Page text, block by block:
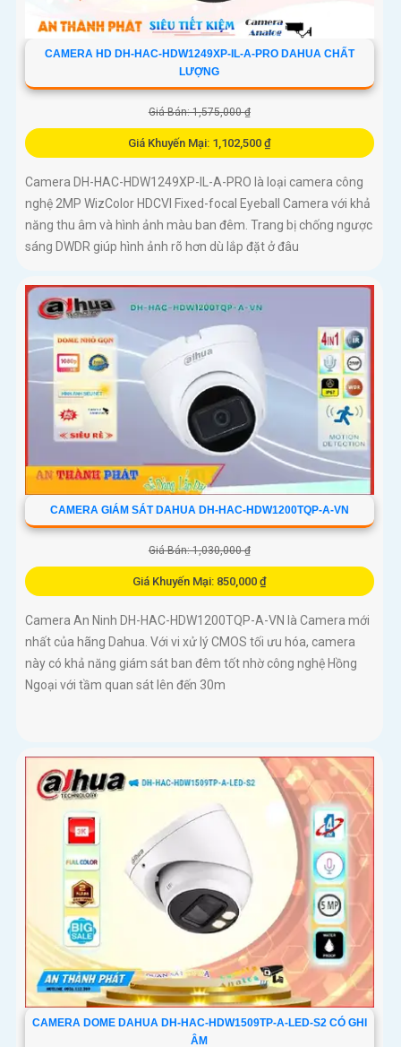
CAMERA HD DH-HAC-HDW1249XP-IL-A-PRO DAHUA CHẤT
LƯỢNG
Giá Bán: 1,575,000 ₫
Giá Khuyến Mại: 1,102,500 ₫
Camera DH-HAC-HDW1249XP-IL-A-PRO là loại camera công
nghệ 2MP WizColor HDCVI Fixed-focal Eyeball Camera với khả
năng thu âm và hình ảnh màu ban đêm. Trang bị chống ngược
sáng DWDR giúp hình ảnh rõ hơn dù lắp đặt ở đâu
CAMERA GIÁM SÁT DAHUA DH-HAC-HDW1200TQP-A-VN
Giá Bán: 1,030,000 ₫
Giá Khuyến Mại: 850,000 ₫
Camera An Ninh DH-HAC-HDW1200TQP-A-VN là Camera mới
nhất của hãng Dahua. Với vi xử lý CMOS tối ưu hóa, camera
này có khả năng giám sát ban đêm tốt nhờ công nghệ Hồng
Ngoại với tầm quan sát lên đến 30m
CAMERA DOME DAHUA DH-HAC-HDW1509TP-A-LED-S2 CÓ GHI
ÂM